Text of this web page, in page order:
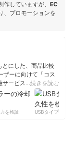
していますが、 EC
、プロモーションを
にした、商品比較
ーに向けて「コス
サービス」まで、ベ
毎日コンテンツを制
ール
…続きを読む
を検証
USBタイプCケー